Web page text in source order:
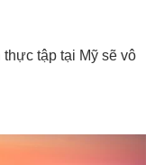
tập tại Mỹ sẽ vô